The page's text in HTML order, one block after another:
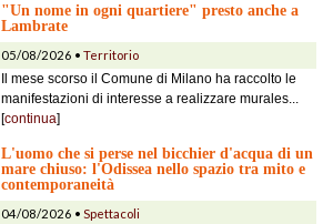
"Un nome in ogni quartiere" presto anche a
Lambrate
05/08/2026 • Territorio
Il mese scorso il Comune di Milano ha raccolto le
manifestazioni di interesse a realizzare murales...
[continua]
L'uomo che si perse nel bicchier d'acqua di un
mare chiuso: l'Odissea nello spazio tra mito e
contemporaneità
04/08/2026 • Spettacoli